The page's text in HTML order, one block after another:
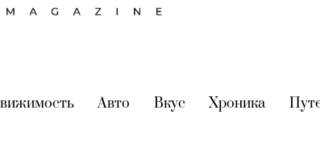
(current)
Авто (current)
Вкус (current)
Хроника